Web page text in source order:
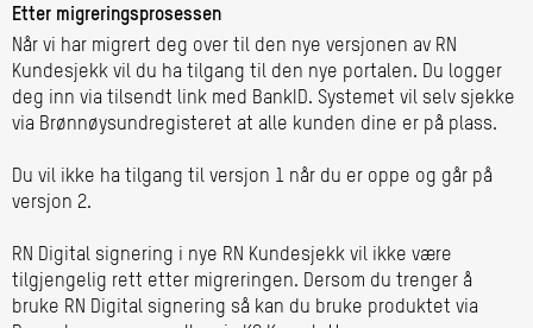
Etter migreringsprosessen
Når vi har migrert deg over til den nye versjonen av RN
Kundesjekk vil du ha tilgang til den nye portalen. Du logger
deg inn via tilsendt link med BankID. Systemet vil selv sjekke
via Brønnøysundregisteret at alle kunden dine er på plass.
Du vil ikke ha tilgang til versjon 1 når du er oppe og går på
versjon 2.
RN Digital signering i nye RN Kundesjekk vil ikke være
tilgjengelig rett etter migreringen. Dersom du trenger å
bruke RN Digital signering så kan du bruke produktet via